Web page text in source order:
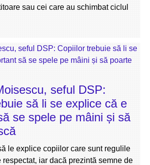
sau cei care au schimbat ciclul
seful DSP:
să li se explice că e
se spele pe mâini și să
le explice copiilor care sunt regulile
respectat, iar dacă prezintă semne de